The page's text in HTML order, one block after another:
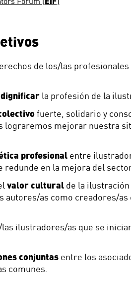
Fórum (
)
de los/las profesionales
dignificarla profesión de la
fuerte, solidario y
lograremos mejorar nuestra
profesionalentre
redunde en la mejora del
valor culturalde la ilustración
autores/as como creadores/as
ilustradores/as que se
conjuntasentre los
comunes.